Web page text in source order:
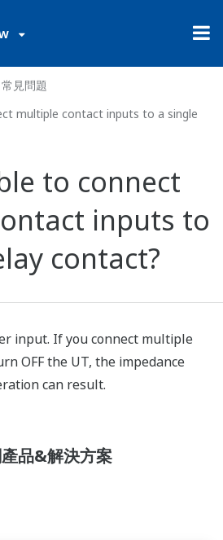
常見問題
multiple contact inputs to a single
to connect
inputs to
contact?
input. If you connect multiple
OFF the UT, the impedance
can result.
品&解決方案